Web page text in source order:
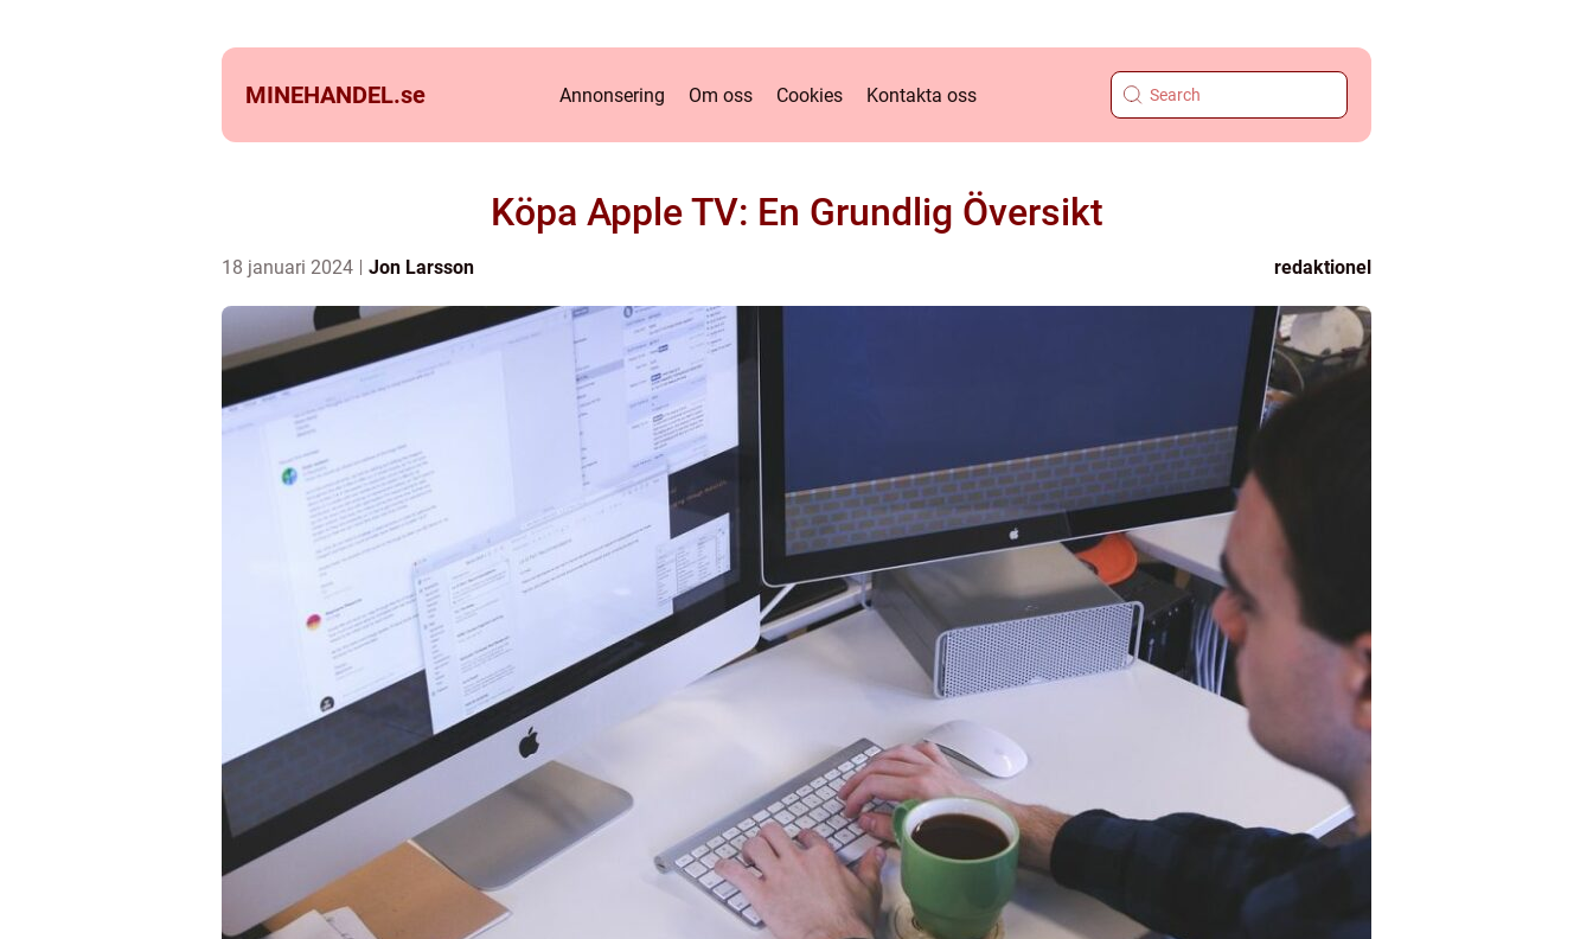
MINEHANDEL.se Annonsering Om oss Cookies Kontakta oss
Köpa Apple TV: En Grundlig Översikt
18 januari 2024 Jon Larsson redaktionel